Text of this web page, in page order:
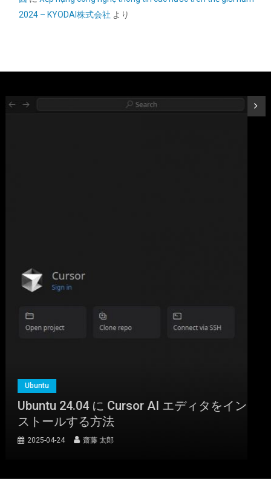
ID-COOLING FROZN A620 PRO SE - ブラックアウトデュアルタワ
ーエアCPUクーラー、6本の6mm熱管、デュアル120x120x25mm
ORICO 2.5インチ HDD / SSD ケース USB3.0 ハードディスクケー
こちら)
2024 – KYODAI株式会社 より
Ubuntu
Ubuntu 24.04 に Cursor AI エディタをイン
ストールする方法
2025-04-24 齋藤 太郎